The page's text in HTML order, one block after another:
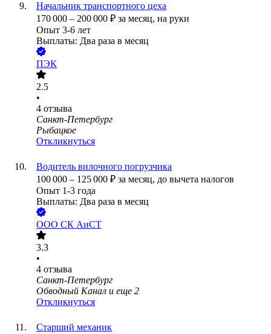
Начальник транспортного цеха
170 000 – 200 000 ₽ за месяц, на руки
Опыт 3-6 лет
Выплаты: Два раза в месяц
ПЭК
2.5
•
4 отзыва
Санкт-Петербург
Рыбацкое
Откликнуться
Водитель вилочного погрузчика
100 000 – 125 000 ₽ за месяц, до вычета налогов
Опыт 1-3 года
Выплаты: Два раза в месяц
ООО СК АиСТ
3.3
•
4 отзыва
Санкт-Петербург
Обводный Канал и еще 2
Откликнуться
Старший механик